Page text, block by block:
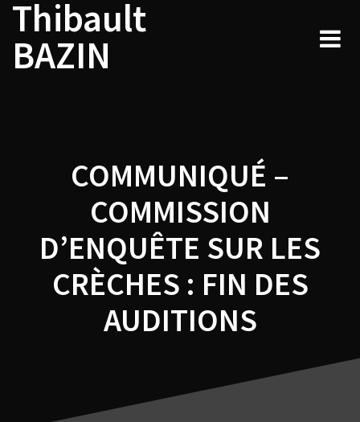
Skip
content
Thibault
BAZIN
COMMUNIQUÉ –
COMMISSION
D’ENQUÊTE SUR LES
CRÈCHES : FIN DES
AUDITIONS
Navigation
de